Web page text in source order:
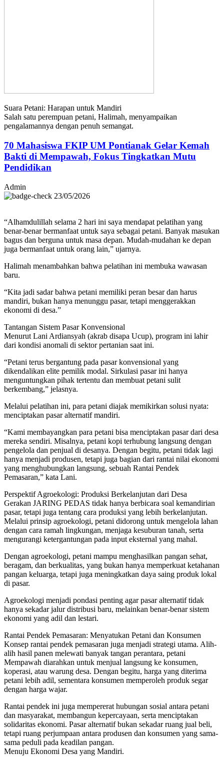
Suara Petani: Harapan untuk Mandiri
Salah satu perempuan petani, Halimah, menyampaikan
pengalamannya dengan penuh semangat.
70 Mahasiswa FKIP UM Pontianak Gelar Kemah
Bakti di Mempawah, Fokus Tingkatkan Mutu
Pendidikan
Admin
23/05/2026
“Alhamdulillah selama 2 hari ini saya mendapat pelatihan yang
benar-benar bermanfaat untuk saya sebagai petani. Banyak masukan
bagus dan berguna untuk masa depan. Mudah-mudahan ke depan
juga bermanfaat untuk orang lain,” ujarnya.
Halimah menambahkan bahwa pelatihan ini membuka wawasan
baru.
“Kita jadi sadar bahwa petani memiliki peran besar dan harus
mandiri, bukan hanya menunggu pasar, tetapi menggerakkan
ekonomi di desa.”
Tantangan Sistem Pasar Konvensional
Menurut Lani Ardiansyah (akrab disapa Ucup), program ini lahir
dari kondisi anomali di sektor pertanian saat ini.
“Petani terus bergantung pada pasar konvensional yang
dikendalikan elite pemilik modal. Sirkulasi pasar ini hanya
menguntungkan pihak tertentu dan membuat petani sulit
berkembang,” jelasnya.
Melalui pelatihan ini, para petani diajak memikirkan solusi nyata:
menciptakan pasar alternatif mandiri.
“Kami membayangkan para petani bisa menciptakan pasar dari desa
mereka sendiri. Misalnya, petani kopi terhubung langsung dengan
pengelola dan penjual di desanya. Dengan begitu, petani tidak lagi
hanya menjadi produsen, tetapi juga bagian dari rantai nilai ekonomi
yang menghubungkan langsung, sebuah Rantai Pendek
Pemasaran,” kata Lani.
Perspektif Agroekologi: Produksi Berkelanjutan dari Desa
Gerakan JARING PEDAS tidak hanya berbicara soal kemandirian
pasar, tetapi juga tentang cara produksi yang lebih berkelanjutan.
Melalui prinsip agroekologi, petani didorong untuk mengelola lahan
dengan cara ramah lingkungan, menjaga kesuburan tanah, serta
mengurangi ketergantungan pada input eksternal yang mahal.
Dengan agroekologi, petani mampu menghasilkan pangan sehat,
beragam, dan berkualitas, yang bukan hanya memperkuat ketahanan
pangan keluarga, tetapi juga meningkatkan daya saing produk lokal
di pasar.
Agroekologi menjadi pondasi penting agar pasar alternatif tidak
hanya sekadar jalur distribusi baru, melainkan benar-benar sistem
ekonomi yang adil dan lestari.
Rantai Pendek Pemasaran: Menyatukan Petani dan Konsumen
Konsep rantai pendek pemasaran juga menjadi strategi utama. Alih-
alih hasil panen melewati banyak tangan perantara, petani
Mempawah diarahkan untuk menjual langsung ke konsumen,
koperasi, atau warung desa. Dengan begitu, harga yang diterima
petani lebih adil, sementara konsumen memperoleh produk segar
dengan harga wajar.
Rantai pendek ini juga mempererat hubungan sosial antara petani
dan masyarakat, membangun kepercayaan, serta menciptakan
solidaritas ekonomi. Pasar alternatif bukan sekadar ruang jual beli,
tetapi ruang perjumpaan antara produsen dan konsumen yang sama-
sama peduli pada keadilan pangan.
Menuju Ekonomi Desa yang Mandiri.